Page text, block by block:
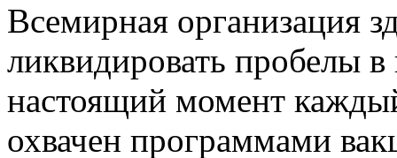
Всемирная организация
ликвидировать пробелы
настоящий момент
охвачен программами